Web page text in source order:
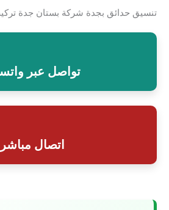
تنسيق حدائق بجدة شركة بستان جدة
تواصل عبر
اتصال مباشر